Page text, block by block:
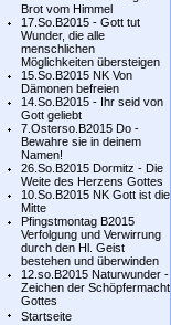
Brot vom Himmel
17.So.B2015 - Gott tut
Wunder, die alle
menschlichen
Möglichkeiten übersteigen
15.So.B2015 NK Von
Dämonen befreien
14.So.B2015 - Ihr seid von
Gott geliebt
7.Osterso.B2015 Do -
Bewahre sie in deinem
Namen!
26.So.B2015 Dormitz - Die
Weite des Herzens Gottes
10.So.B2015 NK Gott ist die
Mitte
Pfingstmontag B2015
Verfolgung und Verwirrung
durch den Hl. Geist
bestehen und überwinden
12.so.B2015 Naturwunder -
Zeichen der Schöpfermacht
Gottes
Startseite